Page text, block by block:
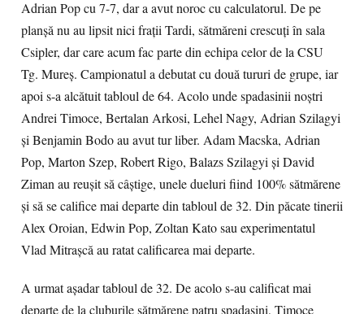
Adrian Pop cu 7-7, dar a avut noroc cu calculatorul. De pe
planşă nu au lipsit nici fraţii Tardi, sătmăreni crescuţi în sala
Csipler, dar care acum fac parte din echipa celor de la CSU
Tg. Mureş. Campionatul a debutat cu două tururi de grupe, iar
apoi s-a alcătuit tabloul de 64. Acolo unde spadasinii noştri
Andrei Timoce, Bertalan Arkosi, Lehel Nagy, Adrian Szilagyi
şi Benjamin Bodo au avut tur liber. Adam Macska, Adrian
Pop, Marton Szep, Robert Rigo, Balazs Szilagyi şi David
Ziman au reuşit să câştige, unele dueluri fiind 100% sătmărene
şi să se califice mai departe din tabloul de 32. Din păcate tinerii
Alex Oroian, Edwin Pop, Zoltan Kato sau experimentatul
Vlad Mitraşcă au ratat calificarea mai departe.
A urmat aşadar tabloul de 32. De acolo s-au calificat mai
departe de la cluburile sătmărene patru spadasini, Timoce